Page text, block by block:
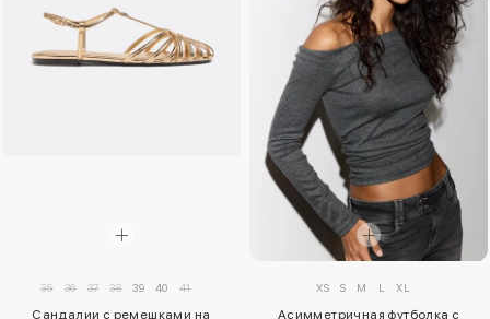
35 36 37 38 39 40 41
Сандалии с ремешками на
XS S M L XL
Асимметричная футболка с